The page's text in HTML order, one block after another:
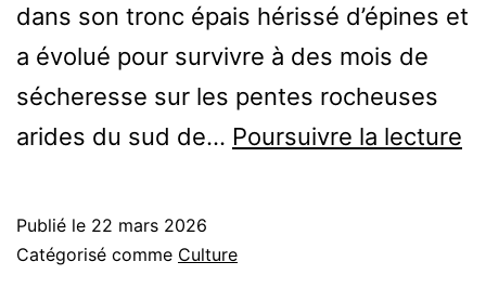
dans son tronc épais hérissé d’épines et
a évolué pour survivre à des mois de
sécheresse sur les pentes rocheuses
arides du sud de… Poursuivre la lecture
Publié le 22 mars 2026
Catégorisé comme Culture